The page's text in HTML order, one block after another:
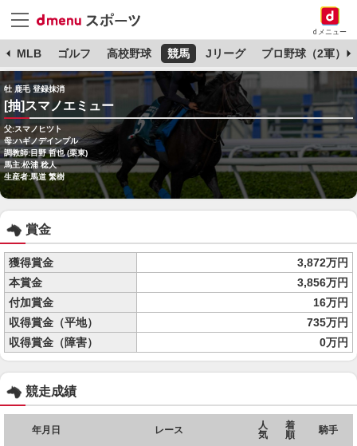
dメニュー
MLB ゴルフ 高校野球 競馬 Jリーグ プロ野球（2軍）
牡 鹿毛 登録抹消
[抽]スマノエミュー
父:スマノヒツト
母:ハギノデインプル
調教師:目野 哲也 (栗東)
馬主:松浦 稔人
生産者:馬道 繁樹
賞金
獲得賞金
3,872万円
本賞金
3,856万円
付加賞金
16万円
収得賞金（平地）
735万円
収得賞金（障害）
0万円
競走成績
年月日 レース
人
気
着
順
騎手